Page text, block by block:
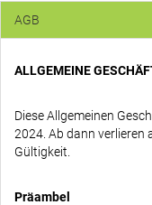
AGB
ALLGEMEINE
Diese Allgemeinen
2024. Ab dann verlieren
Gültigkeit.
Präambel